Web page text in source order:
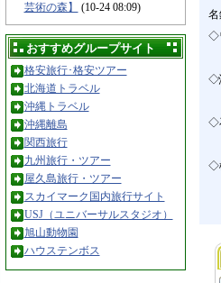
◇
◇
◇
◇
芸術の森】
(10-24 08:09)
おすすめグループサイト
格安旅行･格安ツアー
北海道トラベル
沖縄トラベル
沖縄離島
関西旅行
九州旅行・ツアー
屋久島旅行・ツアー
スカイマーク国内旅行サイト
USJ（ユニバーサルスタジオ）
旭山動物園
ハウステンボス